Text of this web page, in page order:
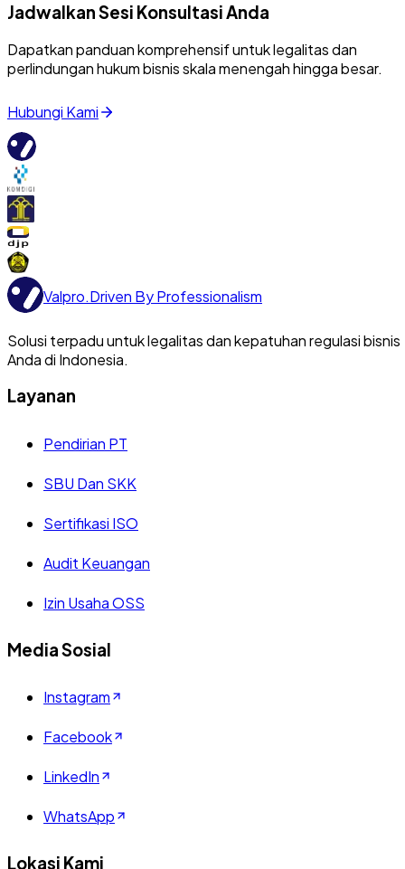
Jadwalkan Sesi Konsultasi Anda
Dapatkan panduan komprehensif untuk legalitas dan
perlindungan hukum bisnis skala menengah hingga besar.
Hubungi Kami
Valpro.Driven By Professionalism
Solusi terpadu untuk legalitas dan kepatuhan regulasi bisnis
Anda di Indonesia.
Layanan
Pendirian PT
SBU Dan SKK
Sertifikasi ISO
Audit Keuangan
Izin Usaha OSS
Media Sosial
Instagram
Facebook
LinkedIn
WhatsApp
Lokasi Kami